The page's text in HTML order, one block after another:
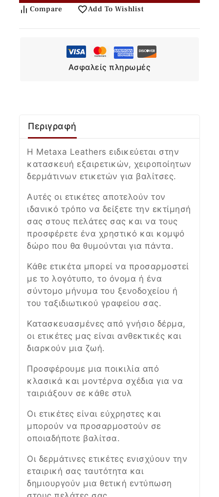
Compare Add To Wishlist
Ασφαλείς πληρωμές
Περιγραφή
Η Metaxa Leathers ειδικεύεται στην
κατασκευή εξαιρετικών, χειροποίητων
δερμάτινων ετικετών για βαλίτσες.
Αυτές οι ετικέτες αποτελούν τον
ιδανικό τρόπο να δείξετε την εκτίμησή
σας στους πελάτες σας και να τους
προσφέρετε ένα χρηστικό και κομψό
δώρο που θα θυμούνται για πάντα.
Κάθε ετικέτα μπορεί να προσαρμοστεί
με το λογότυπο, το όνομα ή ένα
σύντομο μήνυμα του ξενοδοχείου ή
του ταξιδιωτικού γραφείου σας.
Κατασκευασμένες από γνήσιο δέρμα,
οι ετικέτες μας είναι ανθεκτικές και
διαρκούν μια ζωή.
Προσφέρουμε μια ποικιλία από
κλασικά και μοντέρνα σχέδια για να
ταιριάξουν σε κάθε στυλ
Οι ετικέτες είναι εύχρηστες και
μπορούν να προσαρμοστούν σε
οποιαδήποτε βαλίτσα.
Οι δερμάτινες ετικέτες ενισχύουν την
εταιρική σας ταυτότητα και
δημιουργούν μια θετική εντύπωση